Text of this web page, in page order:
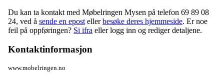
Du kan ta kontakt med Møbelringen Mysen på telefon 69 89 08
24, ved å sende en epost ellerbesøke deres hjemmeside. Er noe
feil på oppføringen? Si ifra eller logg inn og rediger detaljene.
Kontaktinformasjon
www.mobelringen.no